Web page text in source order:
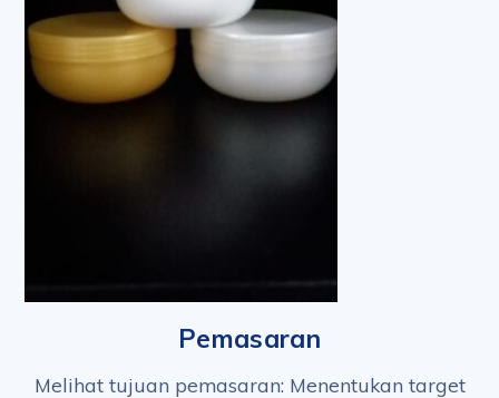
Pemasaran
Melihat tujuan pemasaran: Menentukan target